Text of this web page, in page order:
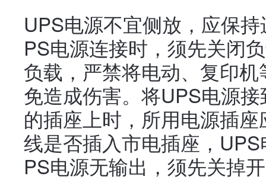
UPS电源不宜侧放，应保
PS电源连接时，须先关闭
负载，严禁将电动、复印
免造成伤害。将UPS电源
的插座上时，所用电源插
线是否插入市电插座，
PS电源无输出，须先关掉